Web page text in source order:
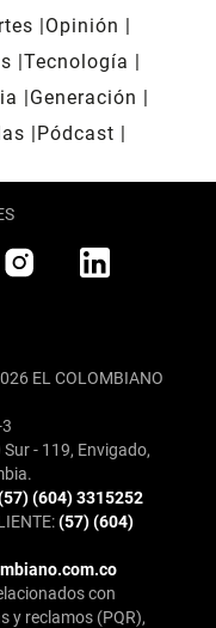
Opinión
Tecnología
Generación
Pódcast
EL COLOMBIANO
- 119, Envigado,
(604) 3315252
(57) (604)
con
y reclamos (PQR),